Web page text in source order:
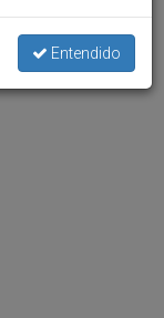
Entendido